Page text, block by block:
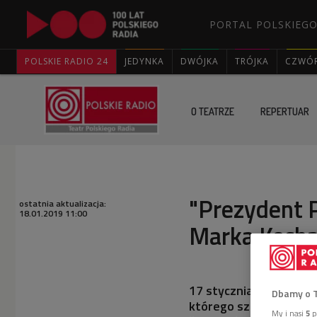
PORTAL
POLSKIE RADIO 24 JEDYNKA DWÓJKA TRÓJKA
O TEATRZE REPERTUAR
"Prezydent
Marka
ostatnia aktualizacja:
18.01.2019 11:00
17 stycznia 2019 roku
którego szefem był
Dbamy o
My i nasi 5